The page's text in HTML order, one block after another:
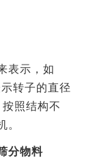
表示，如
转子的直径
照结构不
。
分物料